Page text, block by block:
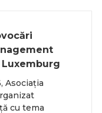
Asociația
cu tema